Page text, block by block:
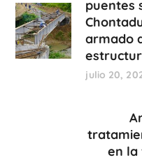
puentes
armado
julio 20,
en la